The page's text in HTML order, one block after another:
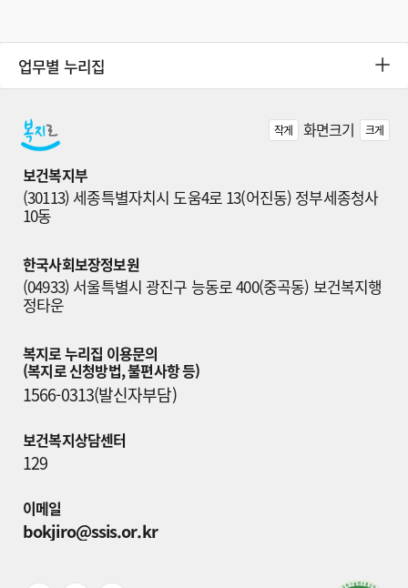
업무별 누리집
작게 화면크기 크게
보건복지부
(30113) 세종특별자치시 도움4로 13(어진동) 정부세종청사
10동
한국사회보장정보원
(04933) 서울특별시 광진구 능동로 400(중곡동) 보건복지행
정타운
복지로 누리집 이용문의
(복지로 신청방법, 불편사항 등)
1566-0313(발신자부담)
보건복지상담센터
129
이메일
bokjiro@ssis.or.kr